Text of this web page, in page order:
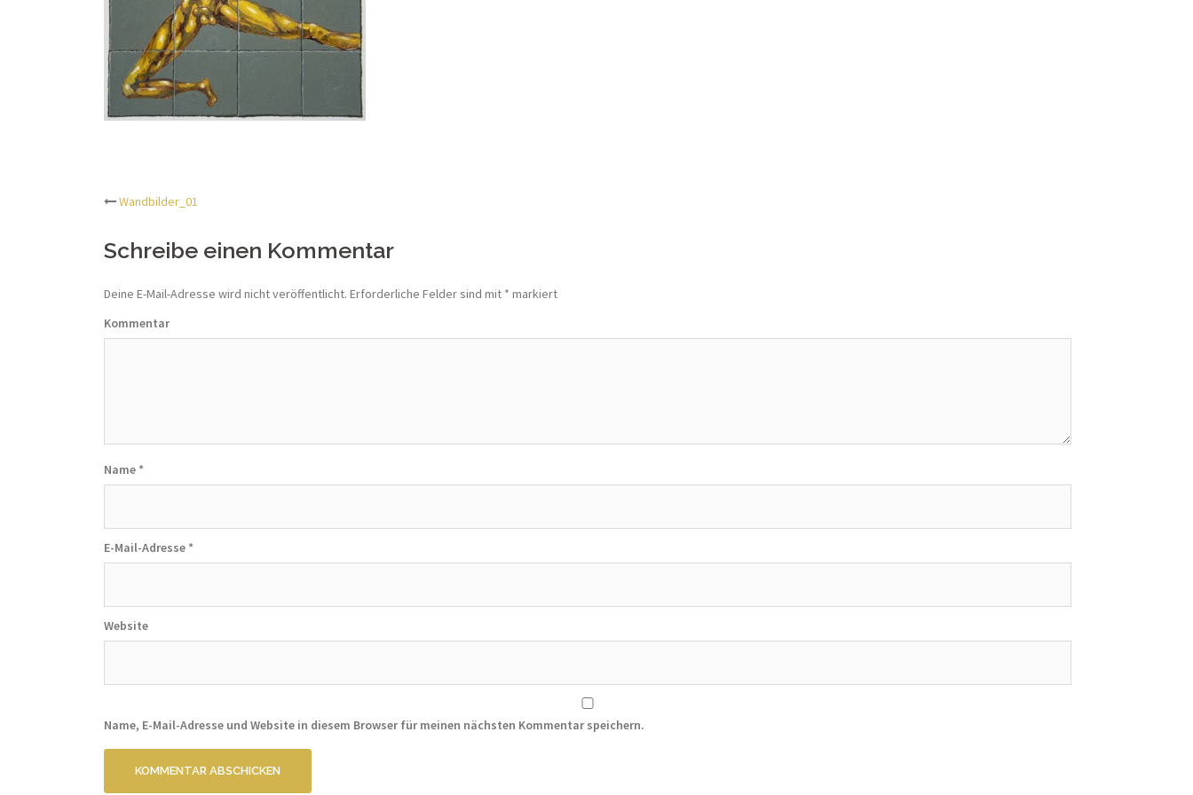
Beitrags-
Navigation
Wandbilder_01
Schreibe einen Kommentar
Deine E-Mail-Adresse wird nicht veröffentlicht. Erforderliche Felder sind mit * markiert
Kommentar
Name *
E-Mail-Adresse *
Website
Name, E-Mail-Adresse und Website in diesem Browser für meinen nächsten Kommentar speichern.